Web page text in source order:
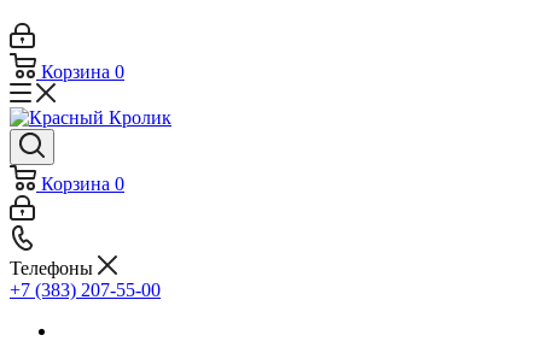
Корзина 0
Корзина 0
Телефоны
+7 (383) 207-55-00